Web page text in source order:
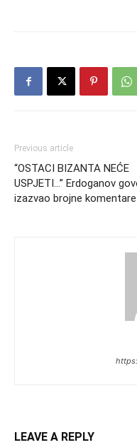
Previous article
“OSTACI BIZANTA NEĆE
USPJETI…” Erdoganov
izazvao brojne komentare
LEAVE A REPLY